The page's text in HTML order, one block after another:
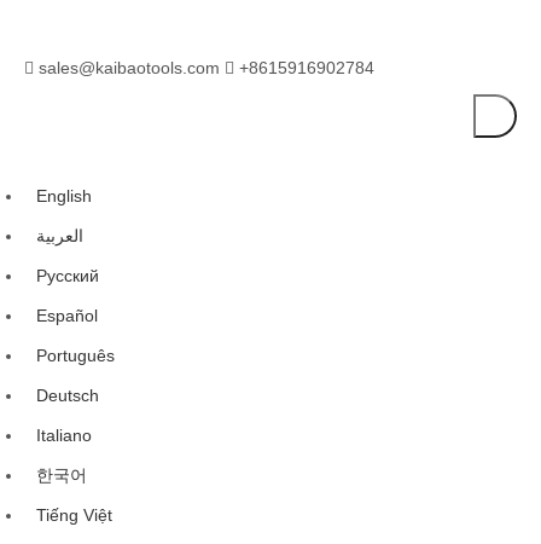
 sales@kaibaotools.com  +8615916902784
English
العربية
Pусский
Español
Português
Deutsch
Italiano
한국어
Tiếng Việt